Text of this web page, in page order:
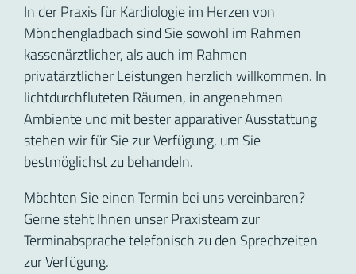
In der Praxis für Kardiologie im Herzen von
Mönchengladbach sind Sie sowohl im Rahmen
kassenärztlicher, als auch im Rahmen
privatärztlicher Leistungen herzlich willkommen. In
lichtdurchfluteten Räumen, in angenehmen
Ambiente und mit bester apparativer Ausstattung
stehen wir für Sie zur Verfügung, um Sie
bestmöglichst zu behandeln.
Möchten Sie einen Termin bei uns vereinbaren?
Gerne steht Ihnen unser Praxisteam zur
Terminabsprache telefonisch zu den Sprechzeiten
zur Verfügung.